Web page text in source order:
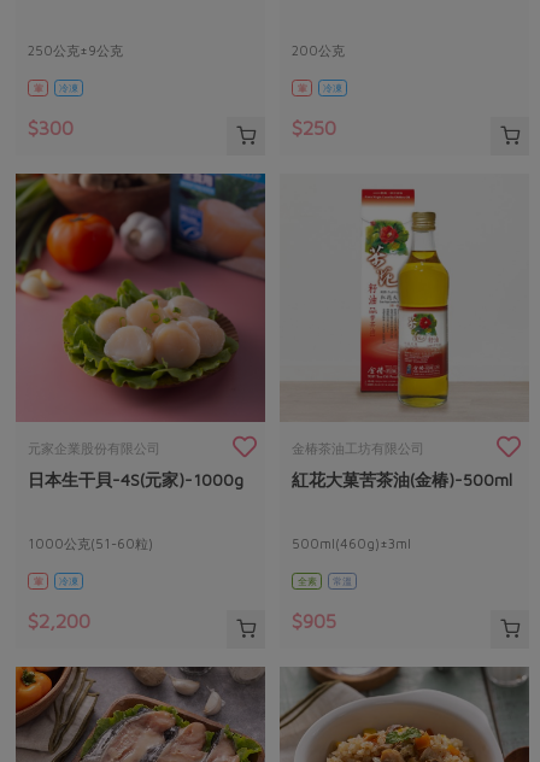
素食專區
樂齡友善
高麗菜海鮮煎餅
地區活動
活動報下載
250公克±9公克
葷 冷凍
$300
200公克
葷 冷凍
$250
元家企業股份有限公司
日本生干貝-4S(元家)-1000g
1000公克(51-60粒)
葷 冷凍
$2,200
金椿茶油工坊有限公司
紅花大菓苦茶油(金椿)-500ml
500ml(460g)±3ml
全素 常溫
$905